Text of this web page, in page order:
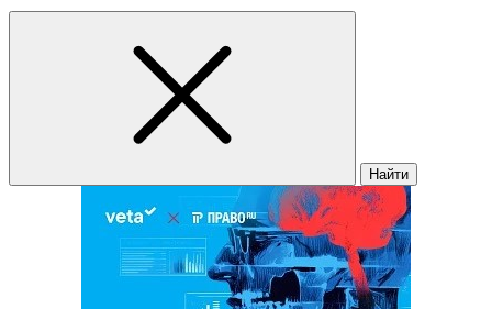
Найти